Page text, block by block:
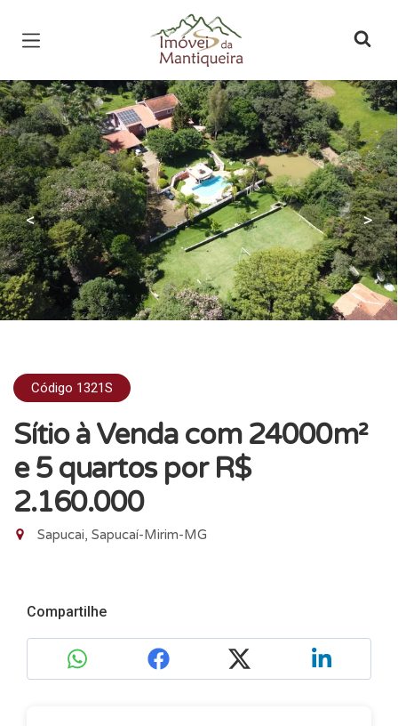
Página inicial
< >
Código 1321S
Sítio à Venda com 24000m²
e 5 quartos por R$
2.160.000
Sapucai, Sapucaí-Mirim-MG
Compartilhe